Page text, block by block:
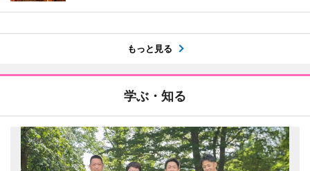
もっと見る
学ぶ・知る